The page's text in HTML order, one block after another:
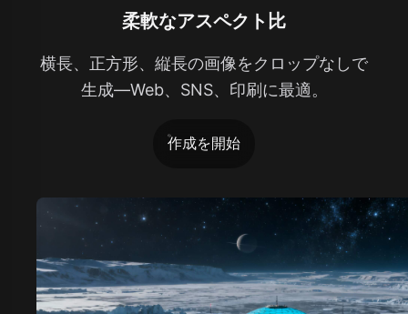
柔軟なアスペクト比
横長、正方形、縦長の画像をクロップなしで
生成—Web、SNS、印刷に最適。
作成を開始